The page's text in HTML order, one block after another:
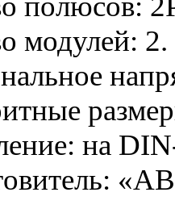
модулей: 2.
на